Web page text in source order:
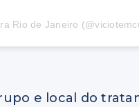
Rio de Janeiro
e local do